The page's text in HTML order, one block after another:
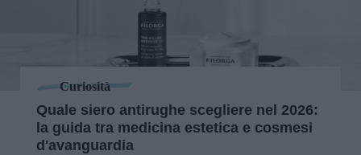
Curiosità
Quale siero antirughe scegliere nel 2026:
la guida tra medicina estetica e cosmesi
d'avanguardia